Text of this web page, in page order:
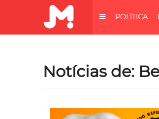
POLÍTICA
Notícias de: